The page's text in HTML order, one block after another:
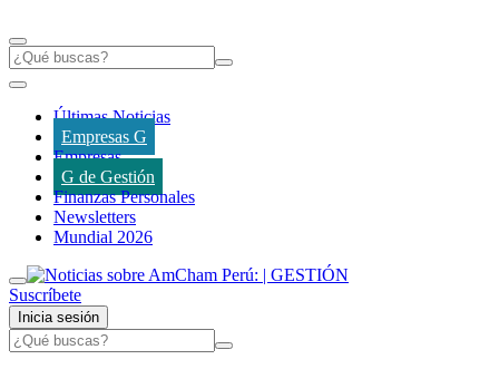
Últimas Noticias
Empresas G
Empresas
G de Gestión
Finanzas Personales
Newsletters
Mundial 2026
Suscríbete
Inicia sesión